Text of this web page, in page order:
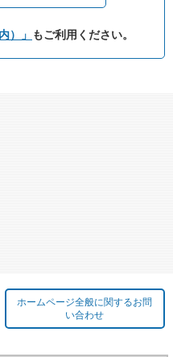
）」 もご利用ください。
ホームページ全般に関するお問
い合わせ